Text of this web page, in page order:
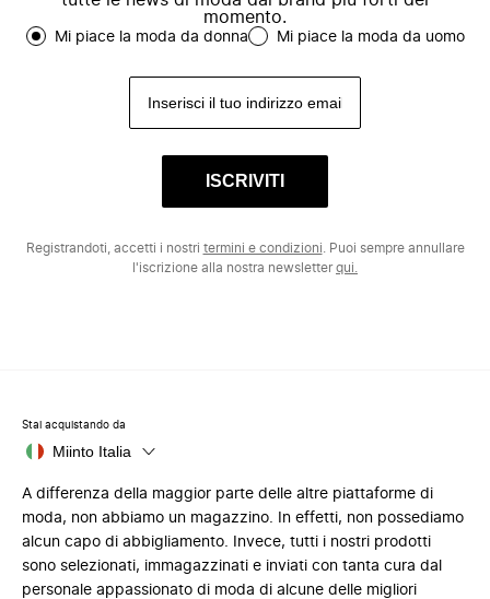
momento.
Mi piace la moda da donna Mi piace la moda da uomo
ISCRIVITI
Registrandoti, accetti i nostri termini e condizioni . Puoi sempre annullare
l'iscrizione alla nostra newsletterqui.
Stai acquistando da
Miinto Italia
A differenza della maggior parte delle altre piattaforme di
moda, non abbiamo un magazzino. In effetti, non possediamo
alcun capo di abbigliamento. Invece, tutti i nostri prodotti
sono selezionati, immagazzinati e inviati con tanta cura dal
personale appassionato di moda di alcune delle migliori